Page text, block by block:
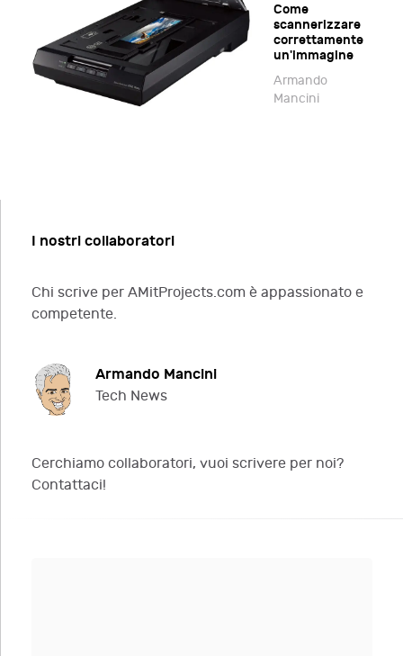
Come
scannerizzare
correttamente
un'immagine
Armando
Mancini
I nostri collaboratori
Chi scrive per AMitProjects.com è appassionato e
competente.
Armando Mancini
Tech News
Cerchiamo collaboratori, vuoi scrivere per noi?
Contattaci!